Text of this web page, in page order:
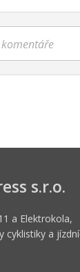
s.r.o.
a Elektrokola,
cyklistiky a